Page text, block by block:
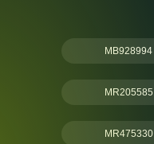
MB928994
MR205585
MR475330